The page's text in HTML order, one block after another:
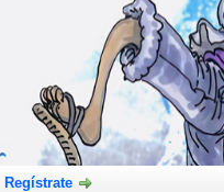
Regístrate